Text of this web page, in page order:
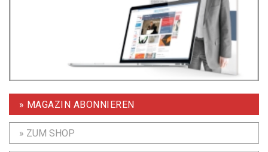
» MAGAZIN ABONNIEREN
» ZUM SHOP